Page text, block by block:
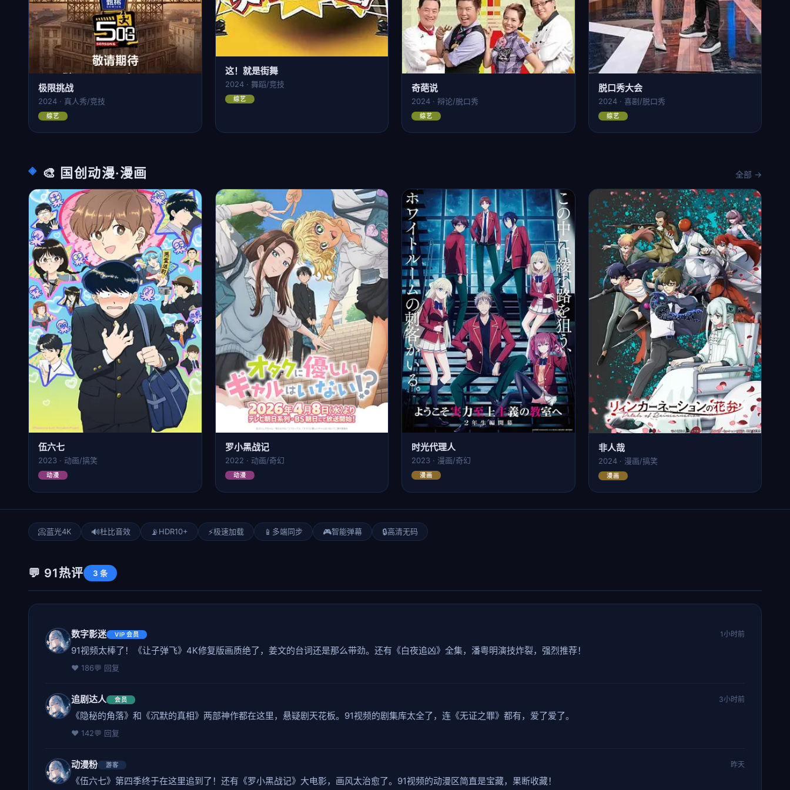
极限挑战
2024 · 真人秀/竞技
综艺
这！就是街舞
2024 · 舞蹈/竞技
综艺
奇葩说
2024 · 辩论/脱口秀
综艺
脱口秀大会
2024 · 喜剧/脱口秀
综艺
🎨 国创动漫·漫画 全部 →
伍六七
2023 · 动画/搞笑
动漫
罗小黑战记
2022 · 动画/奇幻
动漫
时光代理人
2023 · 漫画/奇幻
漫画
非人哉
2024 · 漫画/搞笑
漫画
📀蓝光4K 🔊杜比音效 📡HDR10+ ⚡极速加载 📱 多端同步 🎮智能弹幕 🔒高清无码
💬 91热评 3 条
数字影迷 VIP 会员 1小时前
91视频太棒了！《让子弹飞》4K修复版画质绝了，姜文的台词还是那么带劲。还有《白夜追凶》全集，潘粤明演技炸裂，强烈推荐！
❤️ 186💬 回复
追剧达人 会员 3小时前
《隐秘的角落》和《沉默的真相》两部神作都在这里，悬疑剧天花板。91视频的剧集库太全了，连《无证之罪》都有，爱了爱了。
❤️ 142💬 回复
动漫粉 游客 昨天
《伍六七》第四季终于在这里追到了！还有《罗小黑战记》大电影，画风太治愈了。91视频的动漫区简直是宝藏，果断收藏！